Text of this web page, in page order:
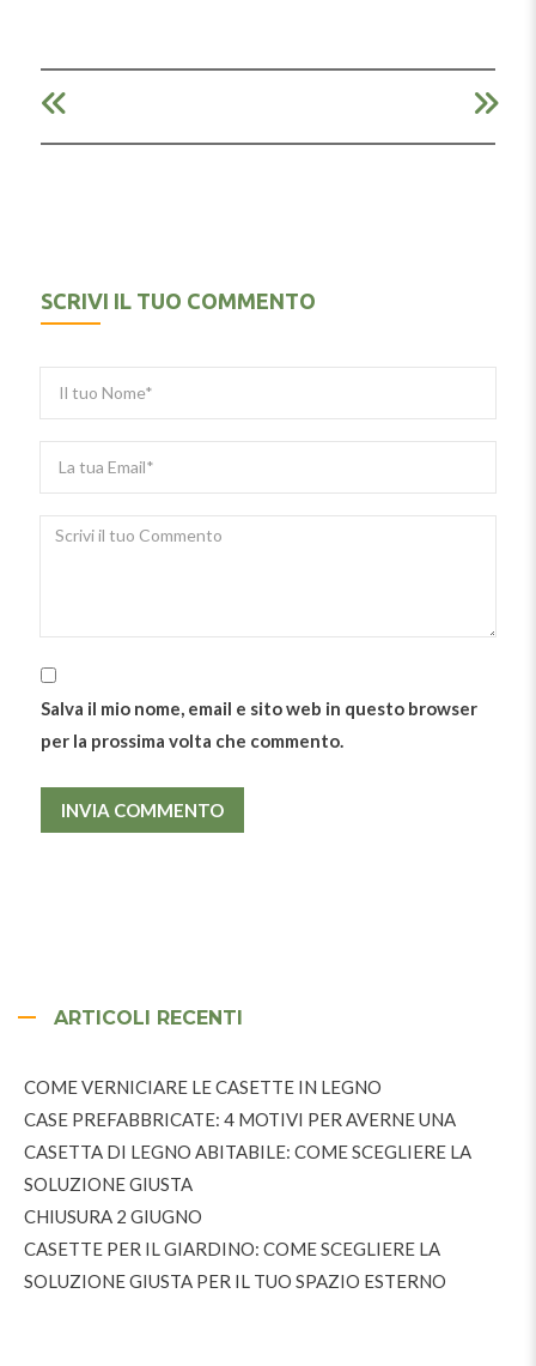
SCRIVI IL TUO COMMENTO
Salva il mio nome, email e sito web in questo browser
per la prossima volta che commento.
ARTICOLI RECENTI
COME VERNICIARE LE CASETTE IN LEGNO
CASE PREFABBRICATE: 4 MOTIVI PER AVERNE UNA
CASETTA DI LEGNO ABITABILE: COME SCEGLIERE LA
SOLUZIONE GIUSTA
CHIUSURA 2 GIUGNO
CASETTE PER IL GIARDINO: COME SCEGLIERE LA
SOLUZIONE GIUSTA PER IL TUO SPAZIO ESTERNO